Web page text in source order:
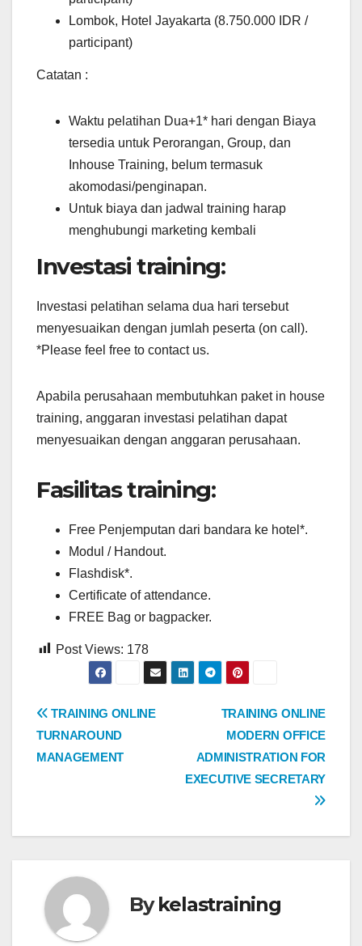
Lombok, Hotel Jayakarta (8.750.000 IDR /
participant)
Catatan :
Waktu pelatihan Dua+1* hari dengan Biaya
tersedia untuk Perorangan, Group, dan
Inhouse Training, belum termasuk
akomodasi/penginapan.
Untuk biaya dan jadwal training harap
menghubungi marketing kembali
Investasi training:
Investasi pelatihan selama dua hari tersebut
menyesuaikan dengan jumlah peserta (on call).
*Please feel free to contact us.
Apabila perusahaan membutuhkan paket in house
training, anggaran investasi pelatihan dapat
menyesuaikan dengan anggaran perusahaan.
Fasilitas training:
Free Penjemputan dari bandara ke hotel*.
Modul / Handout.
Flashdisk*.
Certificate of attendance.
FREE Bag or bagpacker.
Post Views: 178
Post
navigation
TRAINING ONLINE
MODERN OFFICE
ADMINISTRATION FOR
EXECUTIVE SECRETARY
TRAINING ONLINE
TURNAROUND
MANAGEMENT
Bykelastraining